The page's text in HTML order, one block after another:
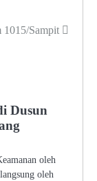
1015/Sampit
Dusun
oleh
oleh